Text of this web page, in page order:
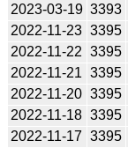
2023-03-19 3393
2022-11-23 3395
2022-11-22 3395
2022-11-21 3395
2022-11-20 3395
2022-11-18 3395
2022-11-17 3395